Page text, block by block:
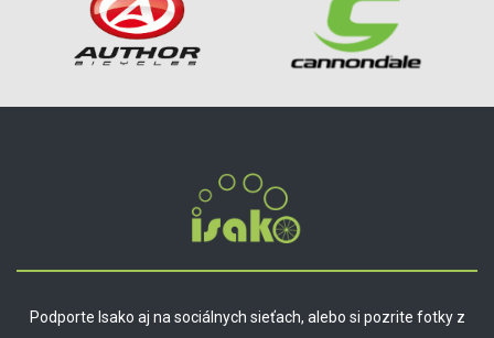
Podporte Isako aj na sociálnych sieťach, alebo si pozrite fotky z